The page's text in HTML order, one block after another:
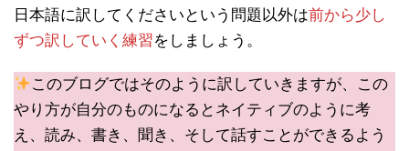
日本語に訳してくださいという問題以外は前から少し
ずつ訳していく練習をしましょう。
このブログではそのように訳していきますが、この
やり方が自分のものになるとネイティブのように考
え、読み、書き、聞き、そして話すことができるよう